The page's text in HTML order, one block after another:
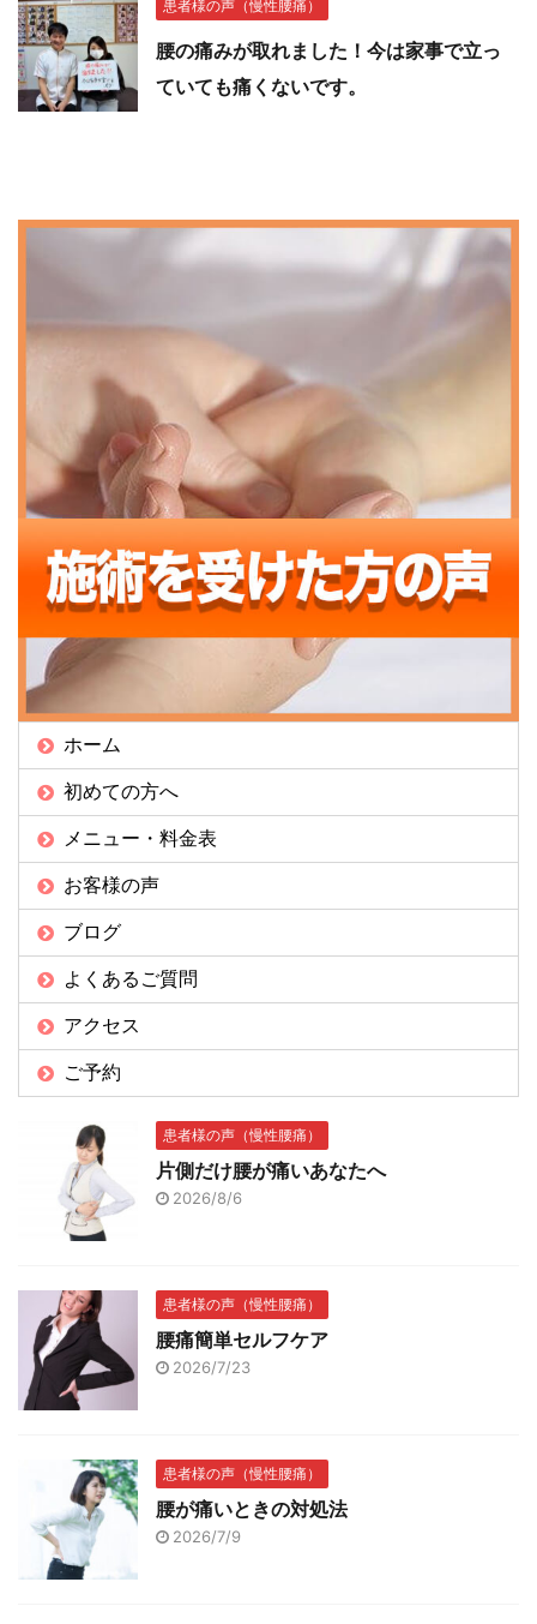
患者様の声（慢性腰痛）
腰の痛みが取れました！今は家事で立っ
ていても痛くないです。
ホーム
初めての方へ
メニュー・料金表
お客様の声
ブログ
よくあるご質問
アクセス
ご予約
患者様の声（慢性腰痛）
片側だけ腰が痛いあなたへ
2026/8/6
患者様の声（慢性腰痛）
腰痛簡単セルフケア
2026/7/23
患者様の声（慢性腰痛）
腰が痛いときの対処法
2026/7/9